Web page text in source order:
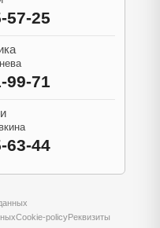
57-25
99-71
63-44
Cookie-policyРеквизиты